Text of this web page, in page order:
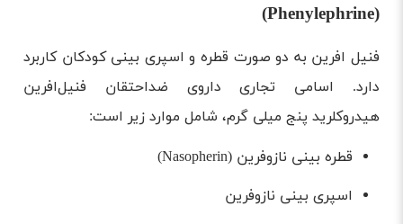
(Phenylephrine)
فنیل افرین به دو صورت قطره و اسپری بینی کودکان کاربرد
دارد. اسامی تجاری داروی ضداحتقان فنیل‌افرین
هیدروکلرید پنج میلی گرم، شامل موارد زیر است:
قطره بینی نازوفرین (Nasopherin)
اسپری بینی نازوفرین